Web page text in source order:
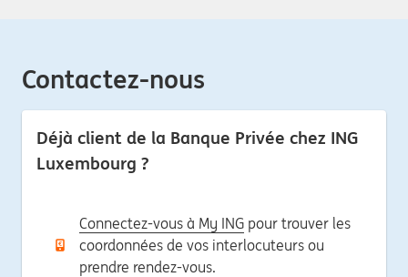
Contactez-nous
Déjà client de la Banque Privée chez ING
Luxembourg ?
Connectez-vous à My ING pour trouver les
coordonnées de vos interlocuteurs ou
prendre rendez-vous.